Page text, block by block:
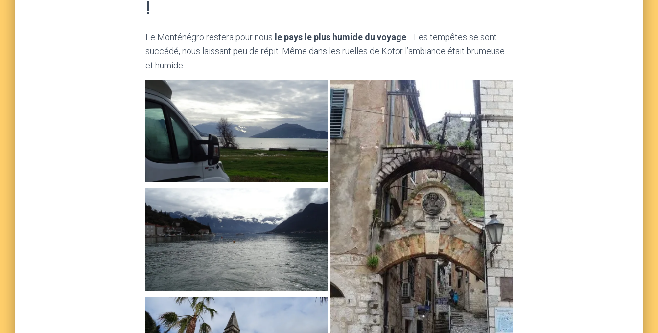
!
Le Monténégro restera pour nous le pays le plus humide du voyage … Les tempêtes se sont
succédé, nous laissant peu de répit. Même dans les ruelles de Kotor l’ambiance était brumeuse
et humide…